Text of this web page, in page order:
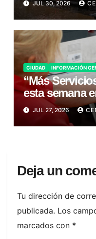
JUL 30, 2026
CIUDAD INFORMACIÓN
“Más
esta semana
JUL 27, 2026
Deja un
Tu dirección de
publicada. Los
marcados con *